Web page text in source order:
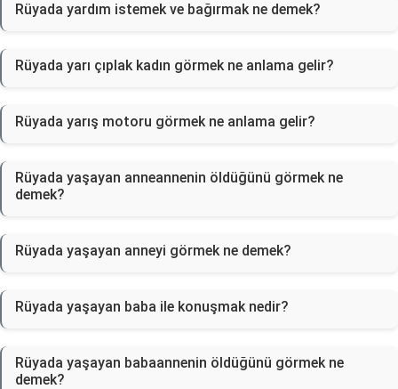
Rüyada yardım istemek ve bağırmak ne demek?
Rüyada yarı çıplak kadın görmek ne anlama gelir?
Rüyada yarış motoru görmek ne anlama gelir?
Rüyada yaşayan anneannenin öldüğünü görmek ne
demek?
Rüyada yaşayan anneyi görmek ne demek?
Rüyada yaşayan baba ile konuşmak nedir?
Rüyada yaşayan babaannenin öldüğünü görmek ne
demek?